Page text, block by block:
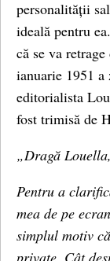
personalității
ideală pentru
că se va
ianuarie 1951
editorialista
fost trimisă de
„Dragă Louella,
Pentru a
mea de pe
simplul motiv
private. Cât